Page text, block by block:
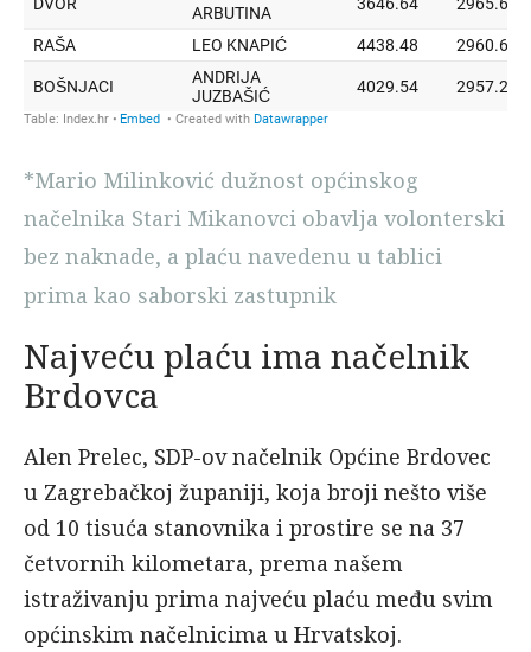
*Mario Milinković dužnost općinskog
načelnika Stari Mikanovci obavlja volonterski
bez naknade, a plaću navedenu u tablici
prima kao saborski zastupnik
Najveću plaću ima načelnik
Brdovca
Alen Prelec, SDP-ov načelnik Općine Brdovec
u Zagrebačkoj županiji, koja broji nešto više
od 10 tisuća stanovnika i prostire se na 37
četvornih kilometara, prema našem
istraživanju prima najveću plaću među svim
općinskim načelnicima u Hrvatskoj.